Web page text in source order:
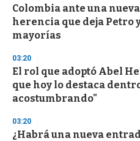
Colombia ante una
herencia que deja Petro
mayorías
03:20
El rol que adoptó Abel
que hoy lo destaca
acostumbrando"
03:20
¿Habrá una nueva